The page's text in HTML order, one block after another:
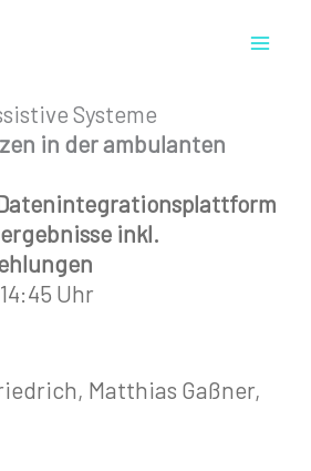
Systeme
in der ambulanten
inkl.
Uhr
Matthias Gaßner,